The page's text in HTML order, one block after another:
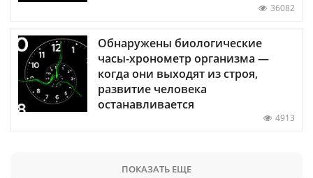
36082
Обнаружены биологические
часы-хронометр организма —
когда они выходят из строя,
развитие человека
останавливается
4913
ПОКАЗАТЬ ЕЩЕ